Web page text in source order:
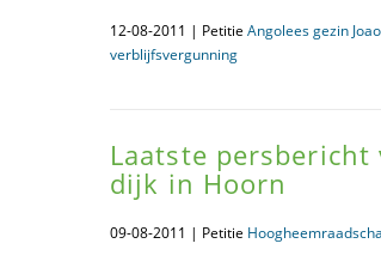
12-08-2011 | Petitie Angolees gezin
verblijfsvergunning
Laatste persbericht
dijk in Hoorn
09-08-2011 | Petitie